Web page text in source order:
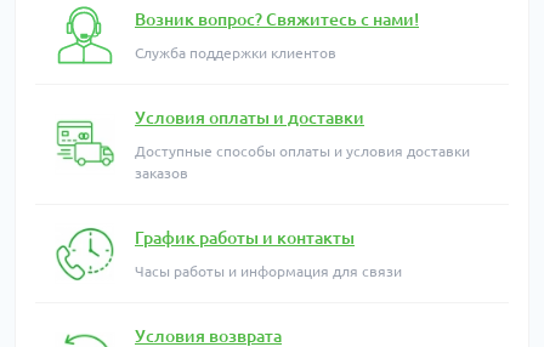
Возник вопрос? Свяжитесь с нами!
Служба поддержки клиентов
Условия оплаты и доставки
Доступные способы оплаты и условия доставки
заказов
График работы и контакты
Часы работы и информация для связи
Условия возврата